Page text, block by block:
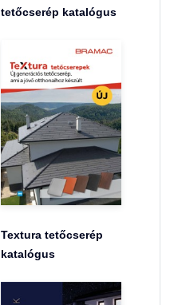
tetőcserép katalógus
Textura tetőcserép
katalógus